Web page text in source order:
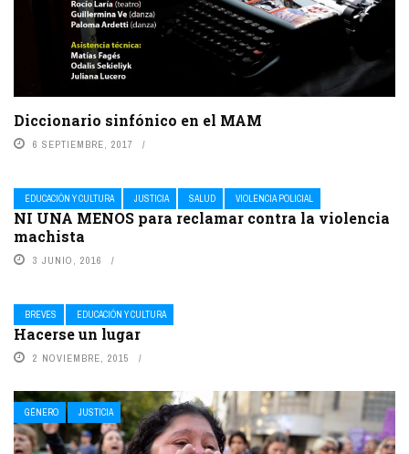
Diccionario sinfónico en el MAM
6 SEPTIEMBRE, 2017
EDUCACIÓN Y CULTURA JUSTICIA SALUD VIOLENCIA POLICIAL
NI UNA MENOS para reclamar contra la violencia
machista
3 JUNIO, 2016
BREVES EDUCACIÓN Y CULTURA
Hacerse un lugar
2 NOVIEMBRE, 2015
GÉNERO JUSTICIA